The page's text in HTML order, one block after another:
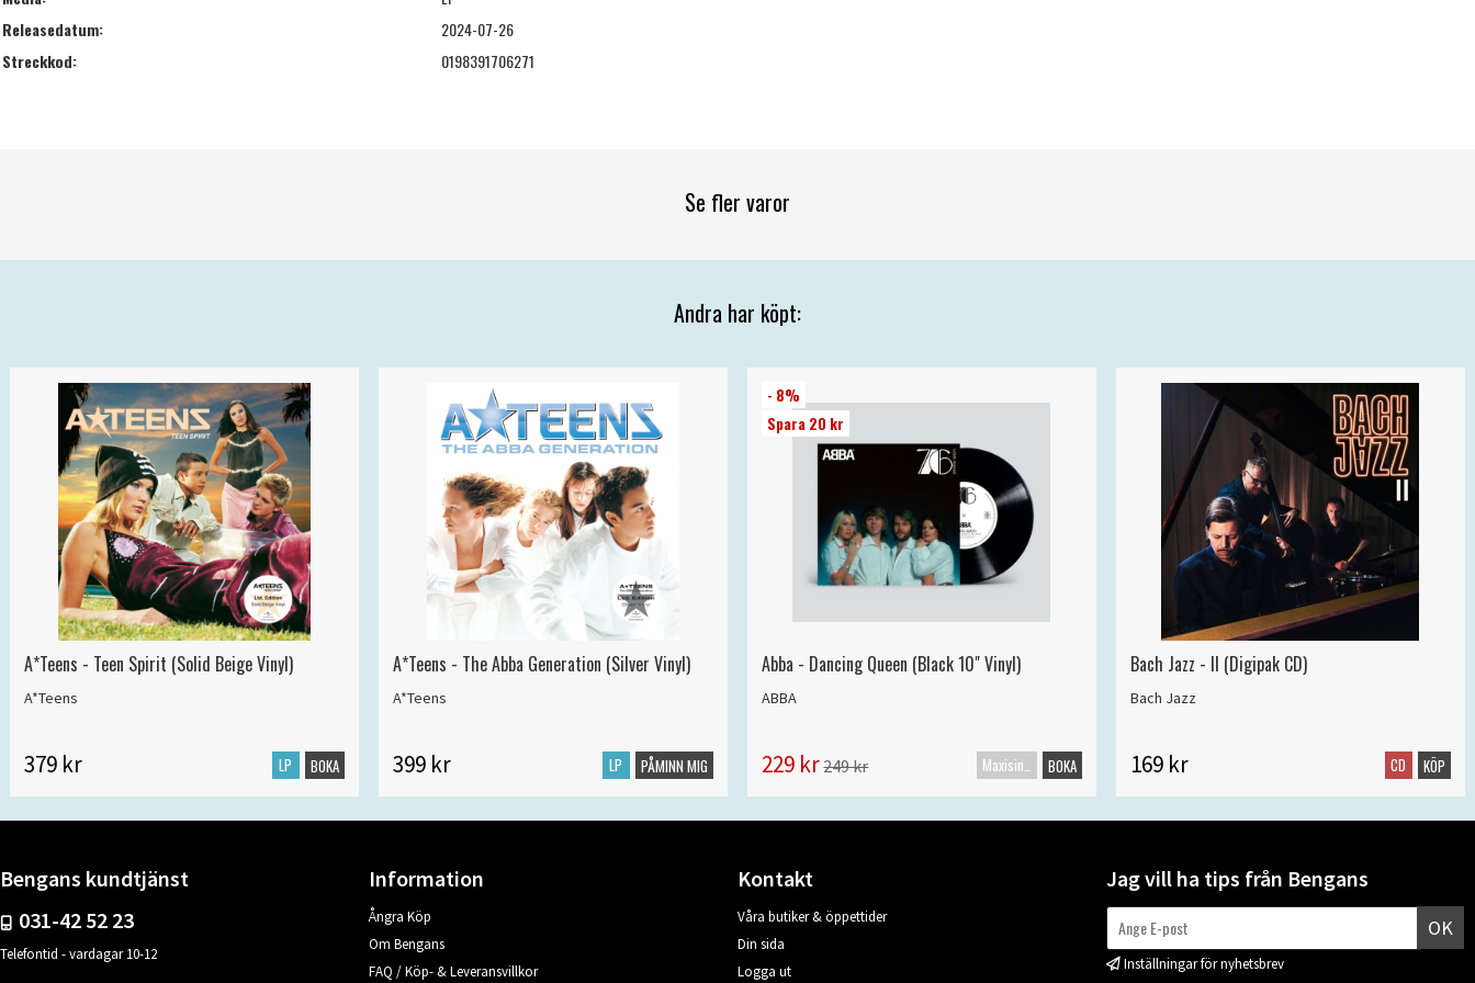
Releasedatum:
2024-07-26
Streckkod:
0198391706271
Se fler varor
Andra har köpt:
A*Teens - Teen Spirit (Solid Beige Vinyl)
A*Teens
379 kr LP BOKA
A*Teens - The Abba Generation (Silver Vinyl)
A*Teens
399 kr LP PÅMINN MIG
- 8%
Spara 20 kr
Abba - Dancing Queen (Black 10" Vinyl)
ABBA
229 kr249 kr Maxisingel BOKA
Bach Jazz - II (Digipak CD)
Bach Jazz
169 kr CD KÖP
Bengans kundtjänst
031-42 52 23
Telefontid - vardagar 10-12
Information
Ångra Köp
Om Bengans
FAQ / Köp- & Leveransvillkor
Kontakt
Våra butiker & öppettider
Din sida
Logga ut
Jag vill ha tips från Bengans
OK
Inställningar för nyhetsbrev